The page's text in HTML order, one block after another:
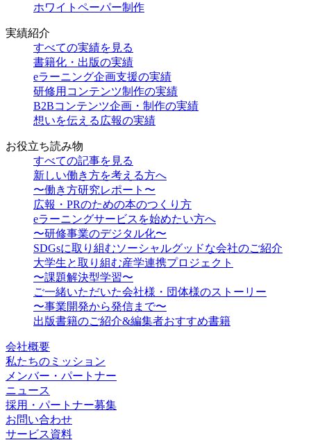
ホワイトペーパー制作
実績紹介
すべての実績を見る
書籍化・出版の実績
eラーニング企画支援の実績
研修用コンテンツ制作の実績
B2Bコンテンツ企画・制作の実績
想いを伝える広報の実績
お役立ち読み物
すべての記事を見る
新しい働き方を考える方へ
〜働き方研究レポート〜
広報・PRのための本のつくり方
eラーニングサービスを始めたい方へ
〜研修事業のデジタル化〜
SDGsに取り組むソーシャルグッドな会社のご紹介
大学生と取り組む産学連携プロジェクト
〜課題解決型学習〜
ご一緒いただいた会社様・団体様のストーリー
〜事業開発から発信まで〜
出版書籍のご紹介&編集者おすすめ書籍
会社概要
私たちのミッション
メンバー・パートナー
ニュース
採用・パートナー募集
お問い合わせ
サービス資料